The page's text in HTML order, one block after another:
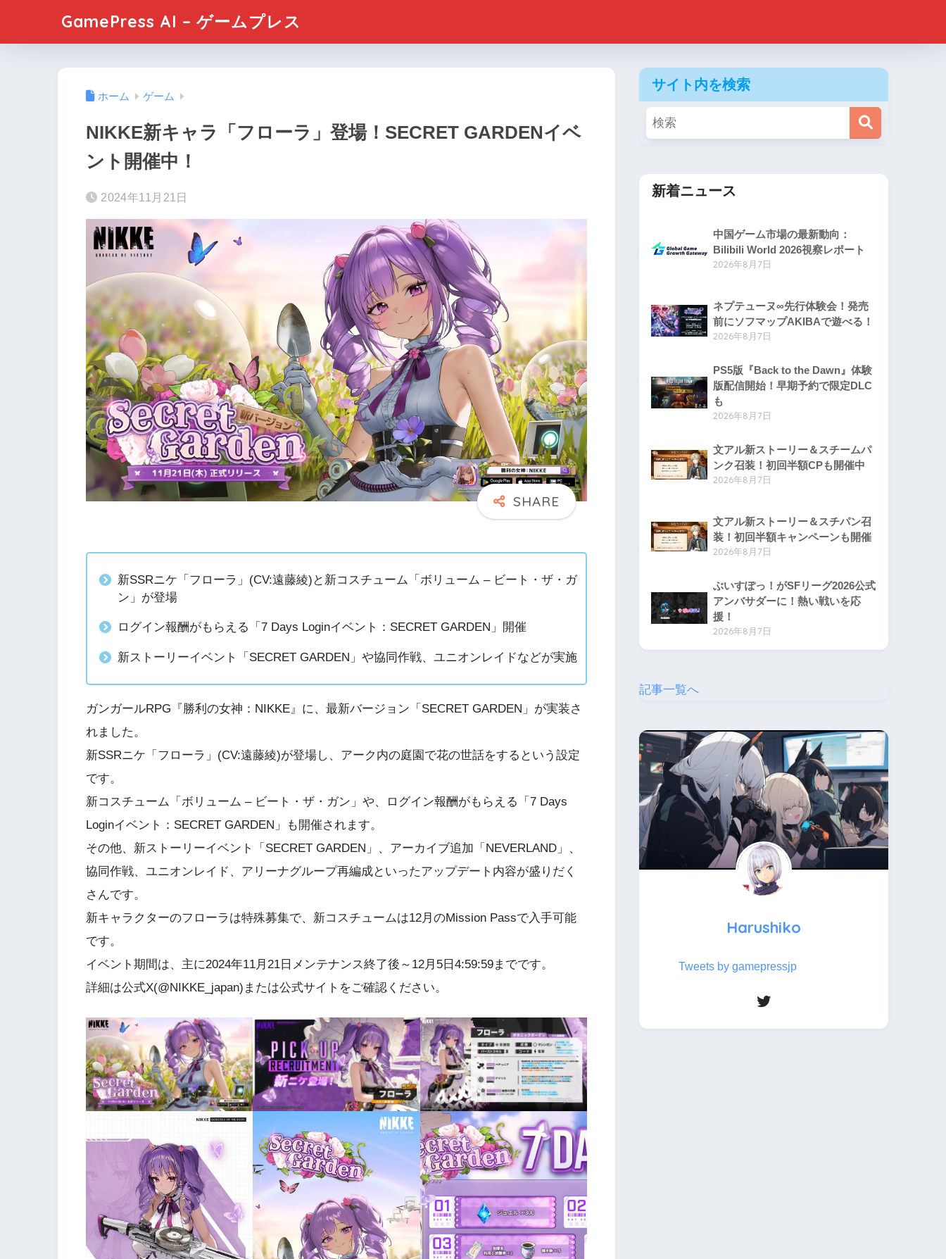
GamePress AI – ゲームプレス
ホーム ゲーム
NIKKE新キャラ「フローラ」登場！SECRET GARDENイベ
ント開催中！
2024年11月21日
新SSRニケ「フローラ」(CV:遠藤綾)と新コスチューム「ボリューム – ビート・ザ・ガ
ン」が登場
ログイン報酬がもらえる「7 Days Loginイベント：SECRET GARDEN」開催
新ストーリーイベント「SECRET GARDEN」や協同作戦、ユニオンレイドなどが実施
ガンガールRPG『勝利の女神：NIKKE』に、最新バージョン「SECRET GARDEN」が実装さ
れました。
新SSRニケ「フローラ」(CV:遠藤綾)が登場し、アーク内の庭園で花の世話をするという設定
です。
新コスチューム「ボリューム – ビート・ザ・ガン」や、ログイン報酬がもらえる「7 Days
Loginイベント：SECRET GARDEN」も開催されます。
その他、新ストーリーイベント「SECRET GARDEN」、アーカイブ追加「NEVERLAND」、
協同作戦、ユニオンレイド、アリーナグループ再編成といったアップデート内容が盛りだく
さんです。
新キャラクターのフローラは特殊募集で、新コスチュームは12月のMission Passで入手可能
です。
イベント期間は、主に2024年11月21日メンテナンス終了後～12月5日4:59:59までです。
詳細は公式X(@NIKKE_japan)または公式サイトをご確認ください。
サイト内を検索
新着ニュース
中国ゲーム市場の最新動向：
Bilibili World 2026視察レポート
2026年8月7日
ネプテューヌ∞先行体験会！発売
前にソフマップAKIBAで遊べる！
2026年8月7日
PS5版『Back to the Dawn』体験
版配信開始！早期予約で限定DLC
も
2026年8月7日
文アル新ストーリー＆スチームパ
ンク召装！初回半額CPも開催中
2026年8月7日
文アル新ストーリー＆スチパン召
装！初回半額キャンペーンも開催
2026年8月7日
ぶいすぽっ！がSFリーグ2026公式
アンバサダーに！熱い戦いを応
援！
2026年8月7日
記事一覧へ
Harushiko
Tweets by gamepressjp